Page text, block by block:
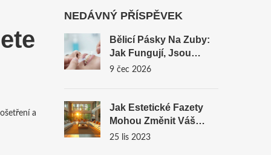
a
NEDÁVNÝ PŘÍSPĚVEK
Bělicí Pásky Na Zuby:
Jak Fungují, Jsou
Bezpečné A Kdy Zvolit
9 čec 2026
Jak Estetické Fazety
Mohou Změnit Váš
Vzhled
25 lis 2023